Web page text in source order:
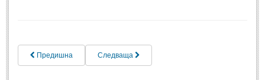
Забавно
Предишна Следваща